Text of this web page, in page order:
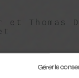
Gérer le
Thomas